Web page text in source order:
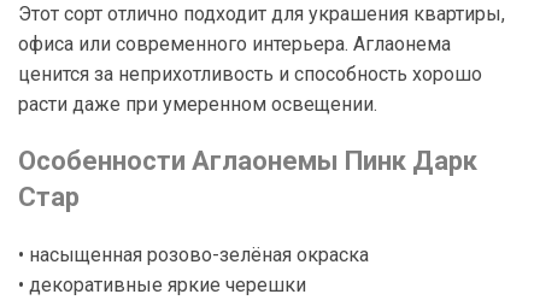
Этот сорт отлично подходит для украшения квартиры,
офиса или современного интерьера. Аглаонема
ценится за неприхотливость и способность хорошо
расти даже при умеренном освещении.
Особенности Аглаонемы Пинк Дарк
Стар
• насыщенная розово-зелёная окраска
• декоративные яркие черешки